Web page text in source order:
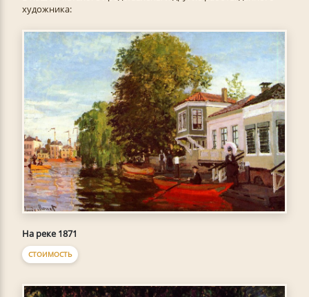
художника:
На реке 1871
СТОИМОСТЬ